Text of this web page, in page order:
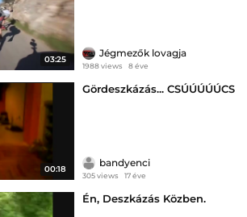
03:25
Jégmezők lovagja
1988 views 8 éve
00:18
Gördeszkázás... CSÚÚÚÚÚCS
bandyenci
305 views 17 éve
Én, Deszkázás Közben.